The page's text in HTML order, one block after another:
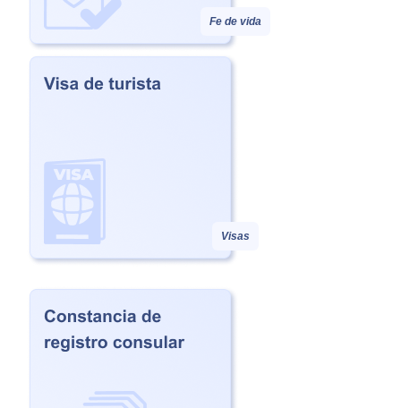
Visas
Fe de vida